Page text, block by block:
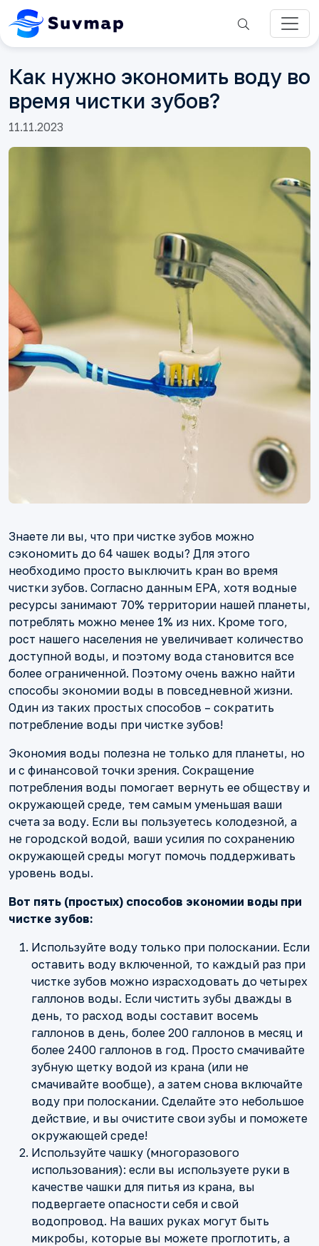
Как нужно экономить воду во
время чистки зубов?
11.11.2023
Знаете ли вы, что при чистке зубов можно
сэкономить до 64 чашек воды? Для этого
необходимо просто выключить кран во время
чистки зубов. Согласно данным EPA, хотя водные
ресурсы занимают 70% территории нашей планеты,
потреблять можно менее 1% из них. Кроме того,
рост нашего населения не увеличивает количество
доступной воды, и поэтому вода становится все
более ограниченной. Поэтому очень важно найти
способы экономии воды в повседневной жизни.
Один из таких простых способов – сократить
потребление воды при чистке зубов!
Экономия воды полезна не только для планеты, но
и с финансовой точки зрения. Сокращение
потребления воды помогает вернуть ее обществу и
окружающей среде, тем самым уменьшая ваши
счета за воду. Если вы пользуетесь колодезной, а
не городской водой, ваши усилия по сохранению
окружающей среды могут помочь поддерживать
уровень воды.
Вот пять (простых) способов экономии воды при
чистке зубов:
Используйте воду только при полоскании. Если
оставить воду включенной, то каждый раз при
чистке зубов можно израсходовать до четырех
галлонов воды. Если чистить зубы дважды в
день, то расход воды составит восемь
галлонов в день, более 200 галлонов в месяц и
более 2400 галлонов в год. Просто смачивайте
зубную щетку водой из крана (или не
смачивайте вообще), а затем снова включайте
воду при полоскании. Сделайте это небольшое
действие, и вы очистите свои зубы и поможете
окружающей среде!
Используйте чашку (многоразового
использования): если вы используете руки в
качестве чашки для питья из крана, вы
подвергаете опасности себя и свой
водопровод. На ваших руках могут быть
микробы, которые вы можете проглотить, а